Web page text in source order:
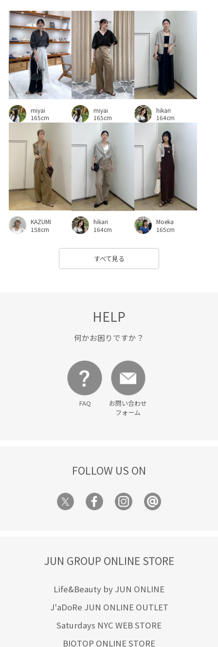
ワンピース ヴィンテージ 上品 体型カバー 優雅
光沢感 取り外し可能 合わせやすい 夏にぴったり
天然素材 幅広 快適 快適なはき心地 手編み
抜け感 旅行 普段使いも出来る 本革
活躍するアイテム 活躍する一着 牛革 着回しやすい
透かし編み 遊び心がある 重ね付けもおすすめ
長さ調節可能
miyai
165cm
miyai
165cm
hikari
164cm
KAZUMI
158cm
hikari
164cm
Moeka
165cm
すべて見る
HELP
何かお困りですか？
FAQ
お問い合わせ
フォーム
FOLLOW US ON
JUN GROUP ONLINE STORE
Life&Beauty by JUN ONLINE
J'aDoRe JUN ONLINE OUTLET
Saturdays NYC WEB STORE
BIOTOP ONLINE STORE